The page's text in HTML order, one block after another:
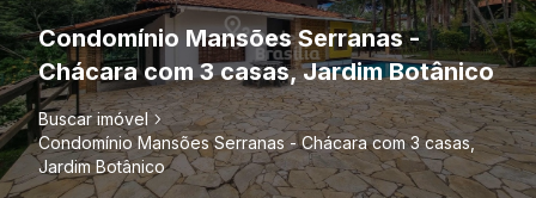
Condomínio Mansões Serranas -
Chácara com 3 casas, Jardim Botânico
Buscar imóvel
Condomínio Mansões Serranas - Chácara com 3 casas,
Jardim Botânico